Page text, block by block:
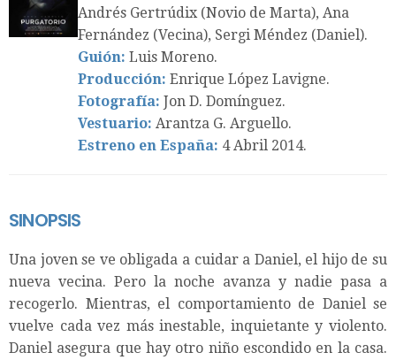
Andrés Gertrúdix (Novio de Marta), Ana
Fernández (Vecina), Sergi Méndez (Daniel).
Guión: Luis Moreno.
Producción: Enrique López Lavigne.
Fotografía: Jon D. Domínguez.
Vestuario: Arantza G. Arguello.
Estreno en España: 4 Abril 2014.
SINOPSIS
Una joven se ve obligada a cuidar a Daniel, el hijo de su
nueva vecina. Pero la noche avanza y nadie pasa a
recogerlo. Mientras, el comportamiento de Daniel se
vuelve cada vez más inestable, inquietante y violento.
Daniel asegura que hay otro niño escondido en la casa.